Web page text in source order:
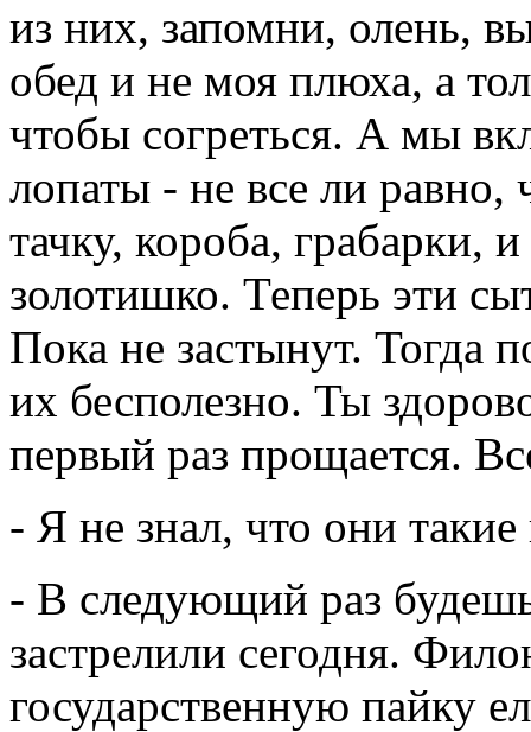
из них, запомни, олень,
обед и не моя плюха, а
чтобы согреться. А мы
лопаты - не все ли равно,
тачку, короба, грабарки,
золотишко. Теперь эти
Пока не застынут. Тогда
их бесполезно. Ты
первый раз прощается.
- Я не знал, что они такие
- В следующий раз
застрелили сегодня.
государственную пайку